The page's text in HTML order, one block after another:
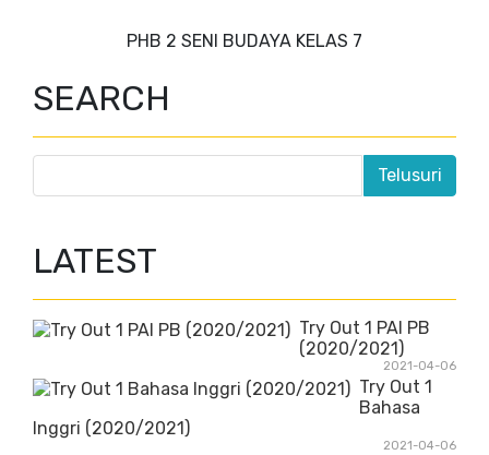
PHB 2 SENI BUDAYA KELAS 7
SEARCH
LATEST
Try Out 1 PAI PB
(2020/2021)
2021-04-06
Try Out 1
Bahasa
Inggri (2020/2021)
2021-04-06